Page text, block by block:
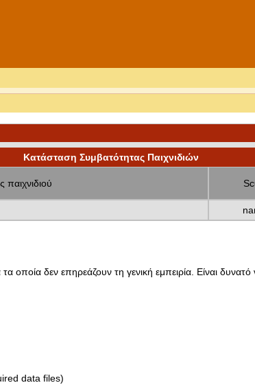
Κατάσταση Συμβατότητας Παιχνιδιών
παιχνιδιού
οποία δεν επηρεάζουν τη γενική εμπειρία. Είναι δυνατό
data files)